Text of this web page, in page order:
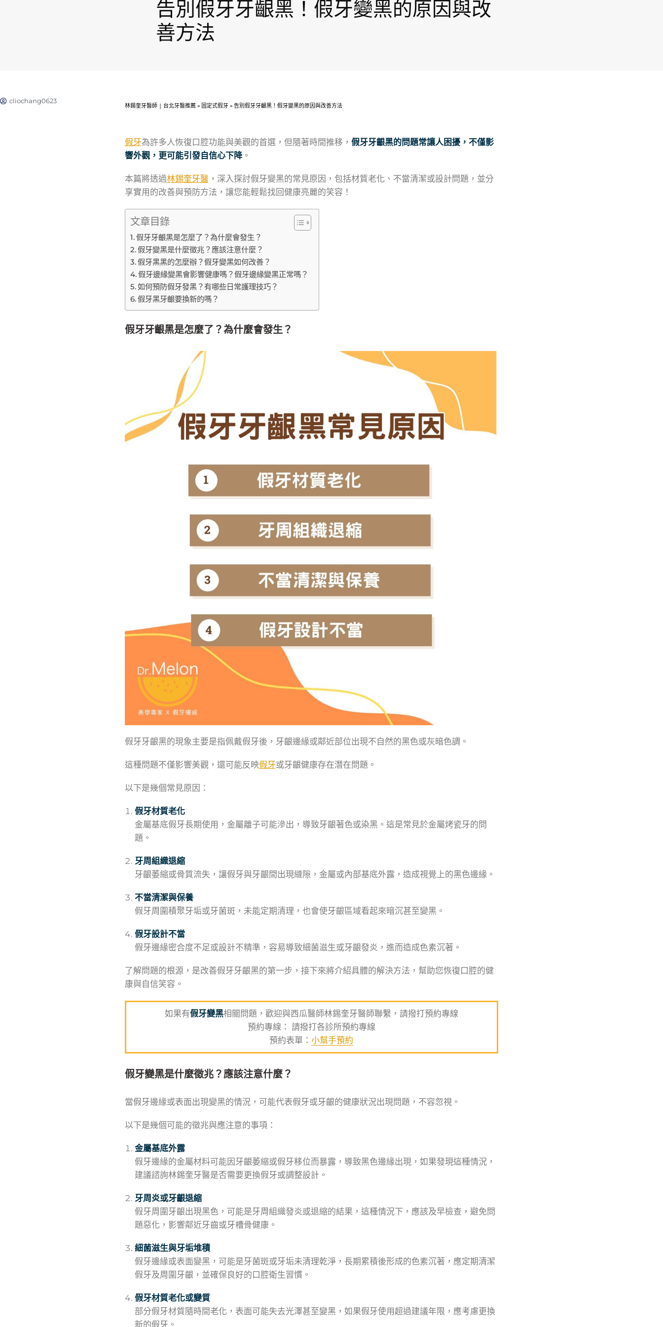
告別假牙牙齦黑！假牙變黑的原因與改
善方法
cliochang0623
林錫奎牙醫師 | 台北牙醫推薦 » 固定式假牙 » 告別假牙牙齦黑！假牙變黑的原因與改善方法
假牙為許多人恢復口腔功能與美觀的首選，但隨著時間推移， 假牙牙齦黑的問題常讓人困擾，不僅影
響外觀，更可能引發自信心下降。
本篇將透過林錫奎牙醫，深入探討假牙變黑的常見原因，包括材質老化、不當清潔或設計問題，並分
享實用的改善與預防方法，讓您能輕鬆找回健康亮麗的笑容！
文章目錄
假牙牙齦黑是怎麼了？為什麼會發生？
假牙變黑是什麼徵兆？應該注意什麼？
假牙黑黑的怎麼辦？假牙變黑如何改善？
假牙邊緣變黑會影響健康嗎？假牙邊緣變黑正常嗎？
如何預防假牙發黑？有哪些日常護理技巧？
假牙黑牙齦要換新的嗎？
假牙牙齦黑是怎麼了？為什麼會發生？
假牙牙齦黑的現象主要是指佩戴假牙後，牙齦邊緣或鄰近部位出現不自然的黑色或灰暗色調。
這種問題不僅影響美觀，還可能反映假牙或牙齦健康存在潛在問題。
以下是幾個常見原因：
假牙材質老化
金屬基底假牙長期使用，金屬離子可能滲出，導致牙齦著色或染黑。這是常見於金屬烤瓷牙的問
題。
牙周組織退縮
牙齦萎縮或骨質流失，讓假牙與牙齦間出現縫隙，金屬或內部基底外露，造成視覺上的黑色邊緣。
不當清潔與保養
假牙周圍積聚牙垢或牙菌斑，未能定期清理，也會使牙齦區域看起來暗沉甚至變黑。
假牙設計不當
假牙邊緣密合度不足或設計不精準，容易導致細菌滋生或牙齦發炎，進而造成色素沉著。
了解問題的根源，是改善假牙牙齦黑的第一步，接下來將介紹具體的解決方法，幫助您恢復口腔的健
康與自信笑容。
如果有假牙變黑相關問題，歡迎與西瓜醫師林錫奎牙醫師聯繫，請撥打預約專線
預約專線： 請撥打各診所預約專線
預約表單：小幫手預約
假牙變黑是什麼徵兆？應該注意什麼？
當假牙邊緣或表面出現變黑的情況，可能代表假牙或牙齦的健康狀況出現問題，不容忽視。
以下是幾個可能的徵兆與應注意的事項：
金屬基底外露
假牙邊緣的金屬材料可能因牙齦萎縮或假牙移位而暴露，導致黑色邊緣出現，如果發現這種情況，
建議諮詢林錫奎牙醫是否需要更換假牙或調整設計。
牙周炎或牙齦退縮
假牙周圍牙齦出現黑色，可能是牙周組織發炎或退縮的結果，這種情況下，應該及早檢查，避免問
題惡化，影響鄰近牙齒或牙槽骨健康。
細菌滋生與牙垢堆積
假牙邊緣或表面變黑，可能是牙菌斑或牙垢未清理乾淨，長期累積後形成的色素沉著，應定期清潔
假牙及周圍牙齦，並確保良好的口腔衛生習慣。
假牙材質老化或變質
部分假牙材質隨時間老化，表面可能失去光澤甚至變黑，如果假牙使用超過建議年限，應考慮更換
新的假牙。